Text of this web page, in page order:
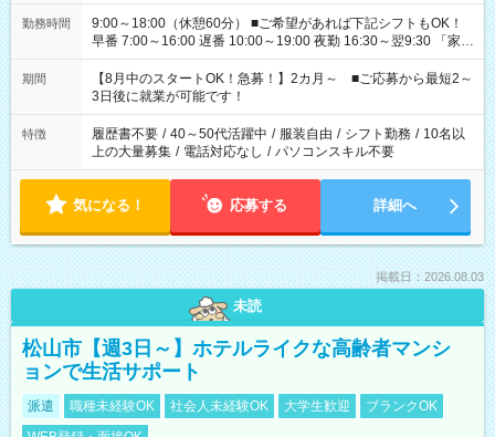
勤務時間
9:00～18:00（休憩60分） ■ご希望があれば下記シフトもOK！
早番 7:00～16:00 遅番 10:00～19:00 夜勤 16:30～翌9:30 「家族
と休みを合わせたい」 「余裕を持って夕飯の準備がしたい」
「できれば残業はしたくない」 など、ご希望を教えてください
ね。 ※Wワーク希望の方へ 今ご覧のお仕事で希望する勤務時間
と、もう1つのお仕事の勤務時間。 合計で週40時間を超える場
合は応募できません。
期間
【8月中のスタートOK！急募！】2カ月～ ■ご応募から最短2～
3日後に就業が可能です！
特徴 履歴書不要 / 40～50代活躍中 / 服装自由 / シフト勤務 / 10名以
上の大量募集 / 電話対応なし / パソコンスキル不要
気になる！ 応募する 詳細へ
掲載日：2026.08.03
未読
松山市【週3日～】ホテルライクな高齢者マンシ
ョンで生活サポート
派遣 職種未経験OK 社会人未経験OK 大学生歓迎
ブランクOK